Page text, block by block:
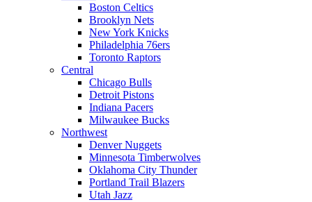
Boston Celtics
Brooklyn Nets
New York Knicks
Philadelphia 76ers
Toronto Raptors
Central
Chicago Bulls
Detroit Pistons
Indiana Pacers
Milwaukee Bucks
Northwest
Denver Nuggets
Minnesota Timberwolves
Oklahoma City Thunder
Portland Trail Blazers
Utah Jazz